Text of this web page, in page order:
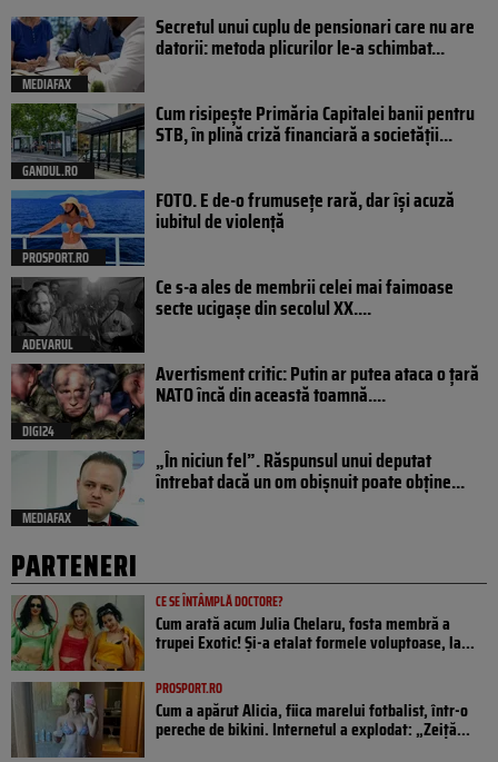
MEDIAFAX
Secretul unui cuplu de pensionari care nu are
datorii: metoda plicurilor le-a schimbat...
GANDUL.RO
Cum risipește Primăria Capitalei banii pentru
STB, în plină criză financiară a societății...
PROSPORT.RO
FOTO. E de-o frumusețe rară, dar își acuză
iubitul de violență
ADEVARUL
Ce s-a ales de membrii celei mai faimoase
secte ucigașe din secolul XX....
DIGI24
Avertisment critic: Putin ar putea ataca o țară
NATO încă din această toamnă....
MEDIAFAX
„În niciun fel”. Răspunsul unui deputat
întrebat dacă un om obișnuit poate obține...
PARTENERI
CE SE ÎNTÂMPLĂ DOCTORE?
Cum arată acum Julia Chelaru, fosta membră a
trupei Exotic! Și-a etalat formele voluptoase, la...
PROSPORT.RO
Cum a apărut Alicia, fiica marelui fotbalist, într-o
pereche de bikini. Internetul a explodat: „Zeiță...